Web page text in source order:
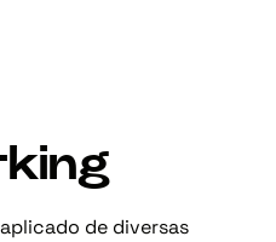
de diversas